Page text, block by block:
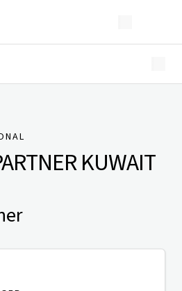
KUWAIT